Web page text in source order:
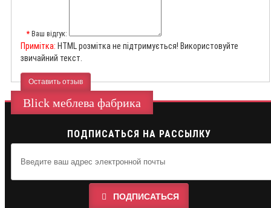
Ваш відгук:
Примітка: HTML розмітка не підтримується! Використовуйте
звичайний текст.
Оставить отзыв
Blick меблева фабрика
ПОДПИСАТЬСЯ НА РАССЫЛКУ
ПОДПИСАТЬСЯ